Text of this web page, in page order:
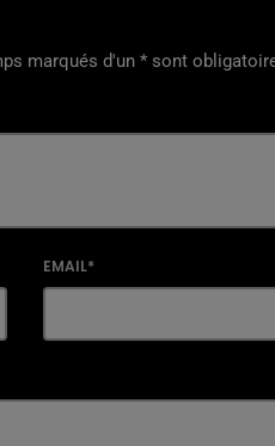
marqués d'un * sont
EMAIL*